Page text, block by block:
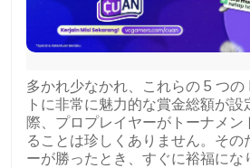
多かれ少なかれ、これらの 5 つの
トに非常に魅力的な賞金総額が
際、プロプレイヤーがトーナメン
ることは珍しくありません。その
ーが勝ったとき、すぐに裕福にな